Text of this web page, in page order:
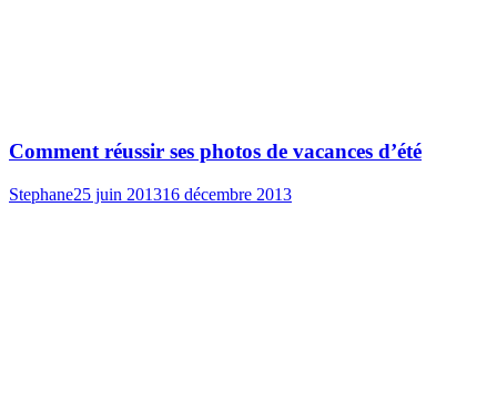
Comment réussir ses photos de vacances d’été
Stephane25 juin 201316 décembre 2013